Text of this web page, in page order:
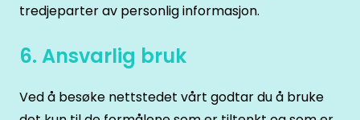
tredjeparter av personlig informasjon.
6. Ansvarlig bruk
Ved å besøke nettstedet vårt godtar du å bruke